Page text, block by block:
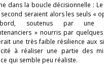
dans la boucle décisionnelle :
seraient alors les seuls «
soutenus par une
» nourris par
une très faible résilience aux
à réaliser une partie des
ce qui semble peu réaliste.